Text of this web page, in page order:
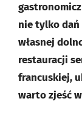
nie tylko dań
własnej
restauracji
francuskiej,
warto zjeść